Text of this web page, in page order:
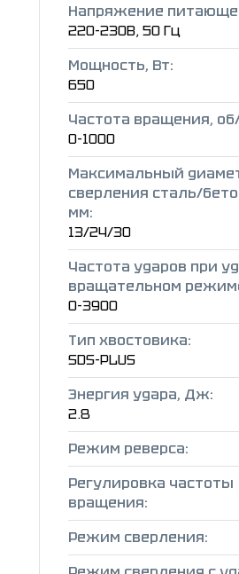
Напряжение
220-230В, 50 Гц
Мощность, Вт:
650
Частота вращения,
0-1000
Максимальный
сверления сталь/
мм:
13/24/30
Частота ударов при
вращательном
0-3900
Тип хвостовика:
SDS-PLUS
Энергия удара, Дж:
2.8
Режим реверса:
Регулировка частоты
вращения:
Режим сверления: